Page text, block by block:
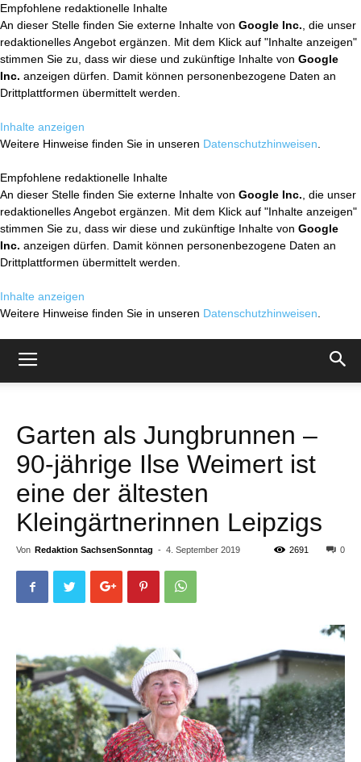
Empfohlene redaktionelle Inhalte
An dieser Stelle finden Sie externe Inhalte von Google Inc. , die unser
redaktionelles Angebot ergänzen. Mit dem Klick auf "Inhalte anzeigen"
stimmen Sie zu, dass wir diese und zukünftige Inhalte von Google
Inc. anzeigen dürfen. Damit können personenbezogene Daten an
Drittplattformen übermittelt werden.
Inhalte anzeigen
Weitere Hinweise finden Sie in unseren Datenschutzhinweisen
Empfohlene redaktionelle Inhalte
An dieser Stelle finden Sie externe Inhalte von Google Inc. , die unser
redaktionelles Angebot ergänzen. Mit dem Klick auf "Inhalte anzeigen"
stimmen Sie zu, dass wir diese und zukünftige Inhalte von Google
Inc. anzeigen dürfen. Damit können personenbezogene Daten an
Drittplattformen übermittelt werden.
Inhalte anzeigen
Weitere Hinweise finden Sie in unseren Datenschutzhinweisen
Garten als Jungbrunnen –
90-jährige Ilse Weimert ist
eine der ältesten
Kleingärtnerinnen Leipzigs
Von Redaktion SachsenSonntag - 4. September 2019 0
2691